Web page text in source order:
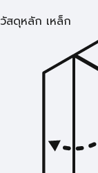
วัสดุหลัก เหล็ก